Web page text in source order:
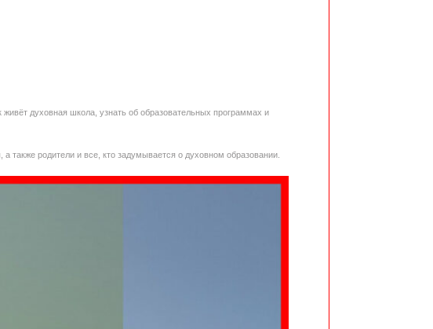
духовная школа, узнать об образовательных программах и
также родители и все, кто задумывается о духовном образовании.